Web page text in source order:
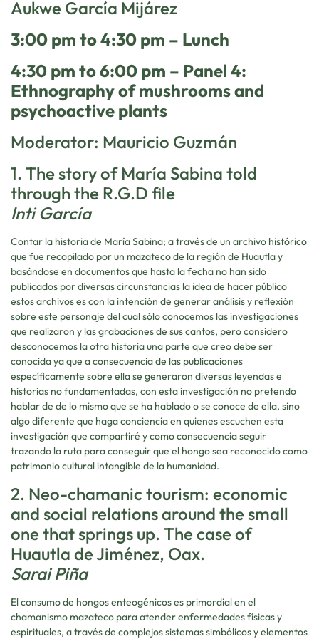
Aukwe García Mijárez
3:00 pm to 4:30 pm – Lunch
4:30 pm to 6:00 pm – Panel 4:
Ethnography of mushrooms and
psychoactive plants
Moderator: Mauricio Guzmán
1. The story of María Sabina told
through the R.G.D file
Inti García
Contar la historia de María Sabina; a través de un archivo histórico
que fue recopilado por un mazateco de la región de Huautla y
basándose en documentos que hasta la fecha no han sido
publicados por diversas circunstancias la idea de hacer público
estos archivos es con la intención de generar análisis y reflexión
sobre este personaje del cual sólo conocemos las investigaciones
que realizaron y las grabaciones de sus cantos, pero considero
desconocemos la otra historia una parte que creo debe ser
conocida ya que a consecuencia de las publicaciones
específicamente sobre ella se generaron diversas leyendas e
historias no fundamentadas, con esta investigación no pretendo
hablar de de lo mismo que se ha hablado o se conoce de ella, sino
algo diferente que haga conciencia en quienes escuchen esta
investigación que compartiré y como consecuencia seguir
trazando la ruta para conseguir que el hongo sea reconocido como
patrimonio cultural intangible de la humanidad.
2. Neo-chamanic tourism: economic
and social relations around the small
one that springs up. The case of
Huautla de Jiménez, Oax.
Sarai Piña
El consumo de hongos enteogénicos es primordial en el
chamanismo mazateco para atender enfermedades físicas y
espirituales, a través de complejos sistemas simbólicos y elementos